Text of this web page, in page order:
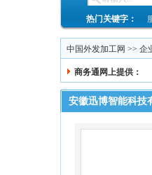
热门关键字：
中国外发加工网 >> 企
商务通网上提供：
安徽迅博智能科技